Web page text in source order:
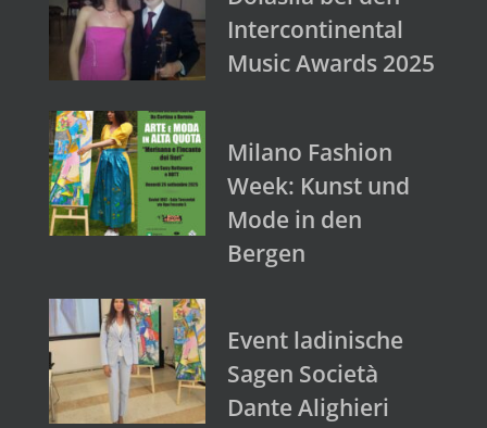
Intercontinental
Music Awards 2025
Milano Fashion
Week: Kunst und
Mode in den
Bergen
Event ladinische
Sagen Società
Dante Alighieri